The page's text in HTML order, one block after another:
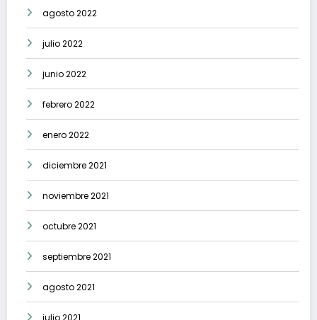
agosto 2022
julio 2022
junio 2022
febrero 2022
enero 2022
diciembre 2021
noviembre 2021
octubre 2021
septiembre 2021
agosto 2021
julio 2021